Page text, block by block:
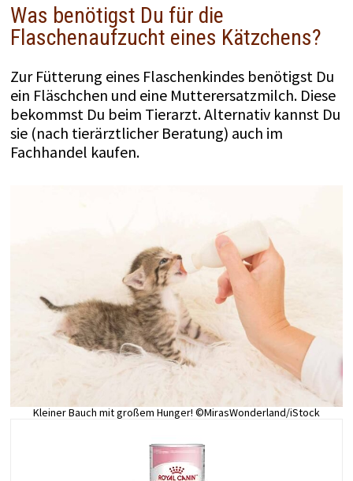
Was benötigst Du für die
Flaschenaufzucht eines Kätzchens?
Zur Fütterung eines Flaschenkindes benötigst Du
ein Fläschchen und eine Mutterersatzmilch. Diese
bekommst Du beim Tierarzt. Alternativ kannst Du
sie (nach tierärztlicher Beratung) auch im
Fachhandel kaufen.
Kleiner Bauch mit großem Hunger! ©MirasWonderland/iStock